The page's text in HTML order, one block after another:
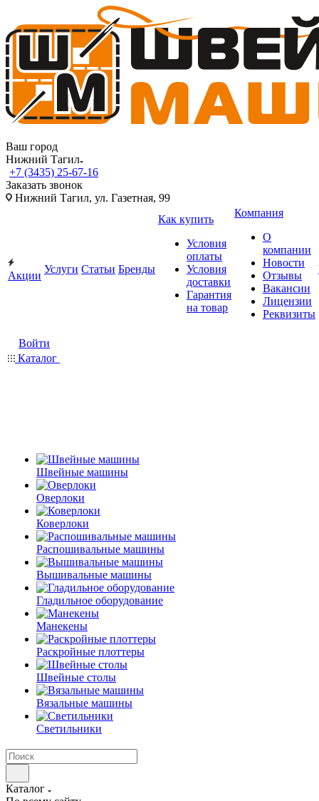
Ваш город
Нижний Тагил
+7 (3435) 25-67-16
Заказать звонок
Нижний Тагил, ул. Газетная, 99
Акции
Услуги Статьи Бренды
Как купить
Условия
оплаты
Условия
доставки
Гарантия
на товар
Компания
О
компании
Новости
Отзывы
Вакансии
Лицензии
Реквизиты
Войти
Каталог
Швейные машины
Оверлоки
Коверлоки
Распошивальные машины
Вышивальные машины
Гладильное оборудование
Манекены
Раскройные плоттеры
Швейные столы
Вязальные машины
Светильники
Каталог